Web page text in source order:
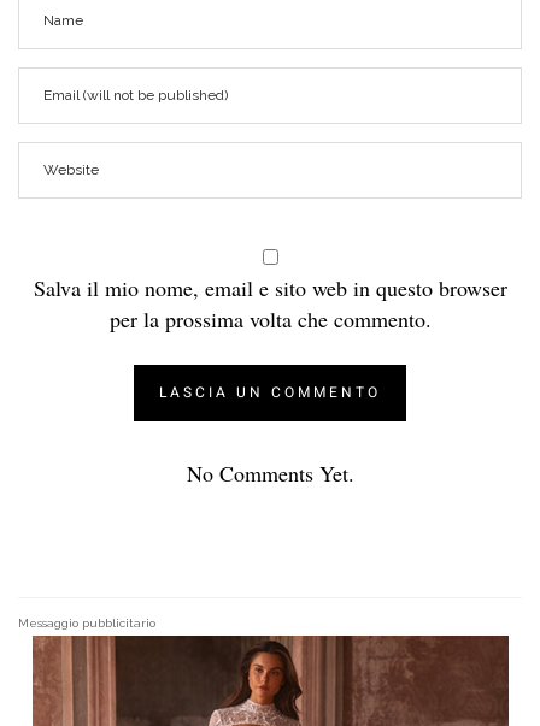
Salva il mio nome, email e sito web in questo browser
per la prossima volta che commento.
No Comments Yet.
Messaggio pubblicitario